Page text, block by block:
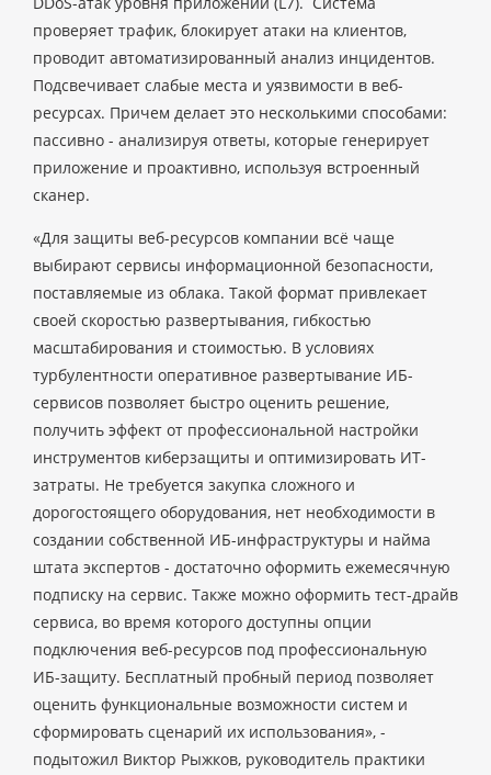
проверяет трафик, блокирует атаки на клиентов,
проводит автоматизированный анализ инцидентов.
Подсвечивает слабые места и уязвимости в веб-
ресурсах. Причем делает это несколькими способами:
пассивно - анализируя ответы, которые генерирует
приложение и проактивно, используя встроенный
сканер.
«Для защиты веб-ресурсов компании всё чаще
выбирают сервисы информационной безопасности,
поставляемые из облака. Такой формат привлекает
своей скоростью развертывания, гибкостью
масштабирования и стоимостью. В условиях
турбулентности оперативное развертывание ИБ-
сервисов позволяет быстро оценить решение,
получить эффект от профессиональной настройки
инструментов киберзащиты и оптимизировать ИТ-
затраты. Не требуется закупка сложного и
дорогостоящего оборудования, нет необходимости в
создании собственной ИБ-инфраструктуры и найма
штата экспертов - достаточно оформить ежемесячную
подписку на сервис. Также можно оформить тест-драйв
сервиса, во время которого доступны опции
подключения веб-ресурсов под профессиональную
ИБ-защиту. Бесплатный пробный период позволяет
оценить функциональные возможности систем и
сформировать сценарий их использования», -
подытожил Виктор Рыжков, руководитель практики